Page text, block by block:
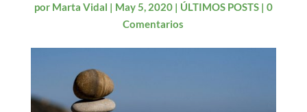
por Marta Vidal | May 5, 2020| ÚLTIMOS POSTS| 0
Comentarios